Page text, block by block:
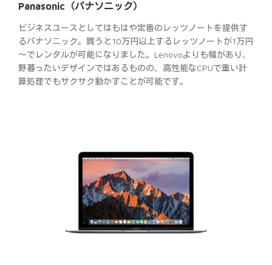
Panasonic（パナソニック）
ビジネスユースとしてはもはや定番のレッツノートを提供す
るパナソニック。買うと10万円以上するレッツノートが1万円
～でレンタルが可能になりました。Lenovoよりも幅があり、
野暮ったいデザインではあるものの、高性能なCPUで重い計
算処理でもサクサク動かすことが可能です。